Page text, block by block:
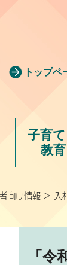
トップペ
子育て
教育
向け情報 > 入
「